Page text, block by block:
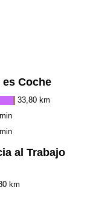
Coche
33,80 km
al Trabajo
km